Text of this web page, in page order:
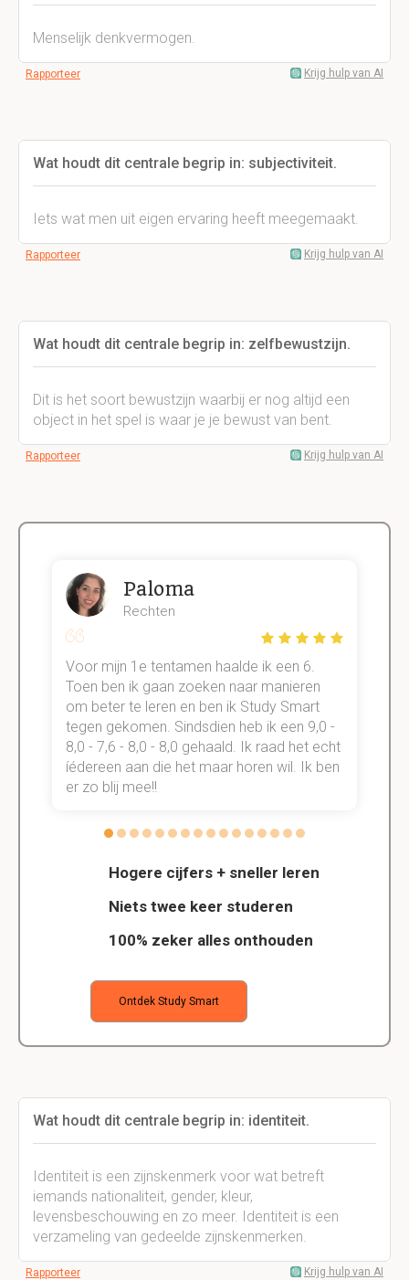
Menselijk denkvermogen.
Rapporteer Krijg hulp van AI
Wat houdt dit centrale begrip in: subjectiviteit.
Iets wat men uit eigen ervaring heeft meegemaakt.
Rapporteer Krijg hulp van AI
Wat houdt dit centrale begrip in: zelfbewustzijn.
Dit is het soort bewustzijn waarbij er nog altijd een
object in het spel is waar je je bewust van bent.
Rapporteer Krijg hulp van AI
Hogere cijfers + sneller leren
Niets twee keer studeren
100% zeker alles onthouden
Ontdek Study Smart
Paloma
Rechten
Voor mijn 1e tentamen haalde ik een 6.
Toen ben ik gaan zoeken naar manieren
om beter te leren en ben ik Study Smart
tegen gekomen. Sindsdien heb ik een 9,0 -
8,0 - 7,6 - 8,0 - 8,0 gehaald. Ik raad het echt
íédereen aan die het maar horen wil. Ik ben
er zo blij mee!!
Wat houdt dit centrale begrip in: identiteit.
Identiteit is een zijnskenmerk voor wat betreft
iemands nationaliteit, gender, kleur,
levensbeschouwing en zo meer. Identiteit is een
verzameling van gedeelde zijnskenmerken.
Rapporteer Krijg hulp van AI